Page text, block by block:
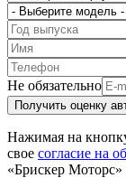
Не обязательно
Получить оценку
Нажимая на
свое согласие на
«Брискер Моторс»